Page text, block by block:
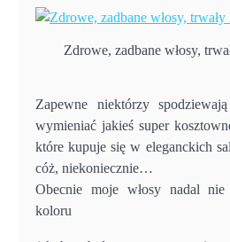
Zdrowe, zadbane włosy,
Zapewne niektórzy
wymieniać jakieś super
które kupuje się w eleganckich
cóż, niekoniecznie…
Obecnie moje włosy nadal nie
koloru